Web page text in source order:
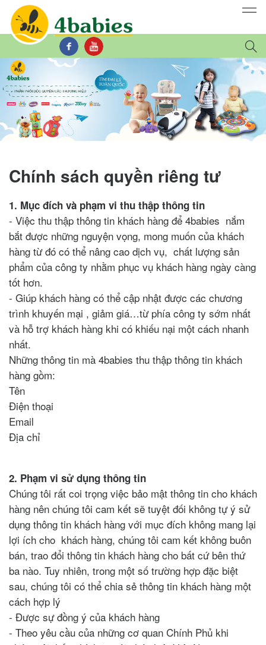
Chính sách quyền riêng tư
1. Mục đích và phạm vi thu thập thông tin
- Việc thu thập thông tin khách hàng để 4babies nắm
bắt được những nguyện vọng, mong muốn của khách
hàng từ đó có thể nâng cao dịch vụ, chất lượng sản
phẩm của công ty nhằm phục vụ khách hàng ngày càng
tốt hơn.
- Giúp khách hàng có thể cập nhật được các chương
trình khuyến mại , giảm giá…từ phía công ty sớm nhất
và hỗ trợ khách hàng khi có khiếu nại một cách nhanh
nhất.
Những thông tin mà 4babies thu thập thông tin khách
hàng gồm:
Tên
Điện thoại
Email
Địa chỉ
2. Phạm vi sử dụng thông tin
Chúng tôi rất coi trọng việc bảo mật thông tin cho khách
hàng nên chúng tôi cam kết sẽ tuyệt đối không tự ý sử
dụng thông tin khách hàng với mục đích không mang lại
lợi ích cho khách hàng, chúng tôi cam kết không buôn
bán, trao đổi thông tin khách hàng cho bất cứ bên thứ
ba nào. Tuy nhiên, trong một số trường hợp đặc biệt
sau, chúng tôi có thể chia sẻ thông tin khách hàng một
cách hợp lý
- Được sự đồng ý của khách hàng
- Theo yêu cầu của những cơ quan Chính Phủ khi